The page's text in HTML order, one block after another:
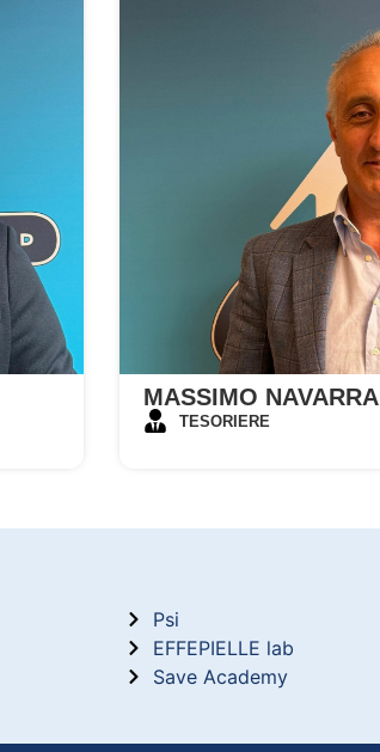
MASSIMO NAVARRA
TESORIERE
Psi
EFFEPIELLE lab
Save Academy